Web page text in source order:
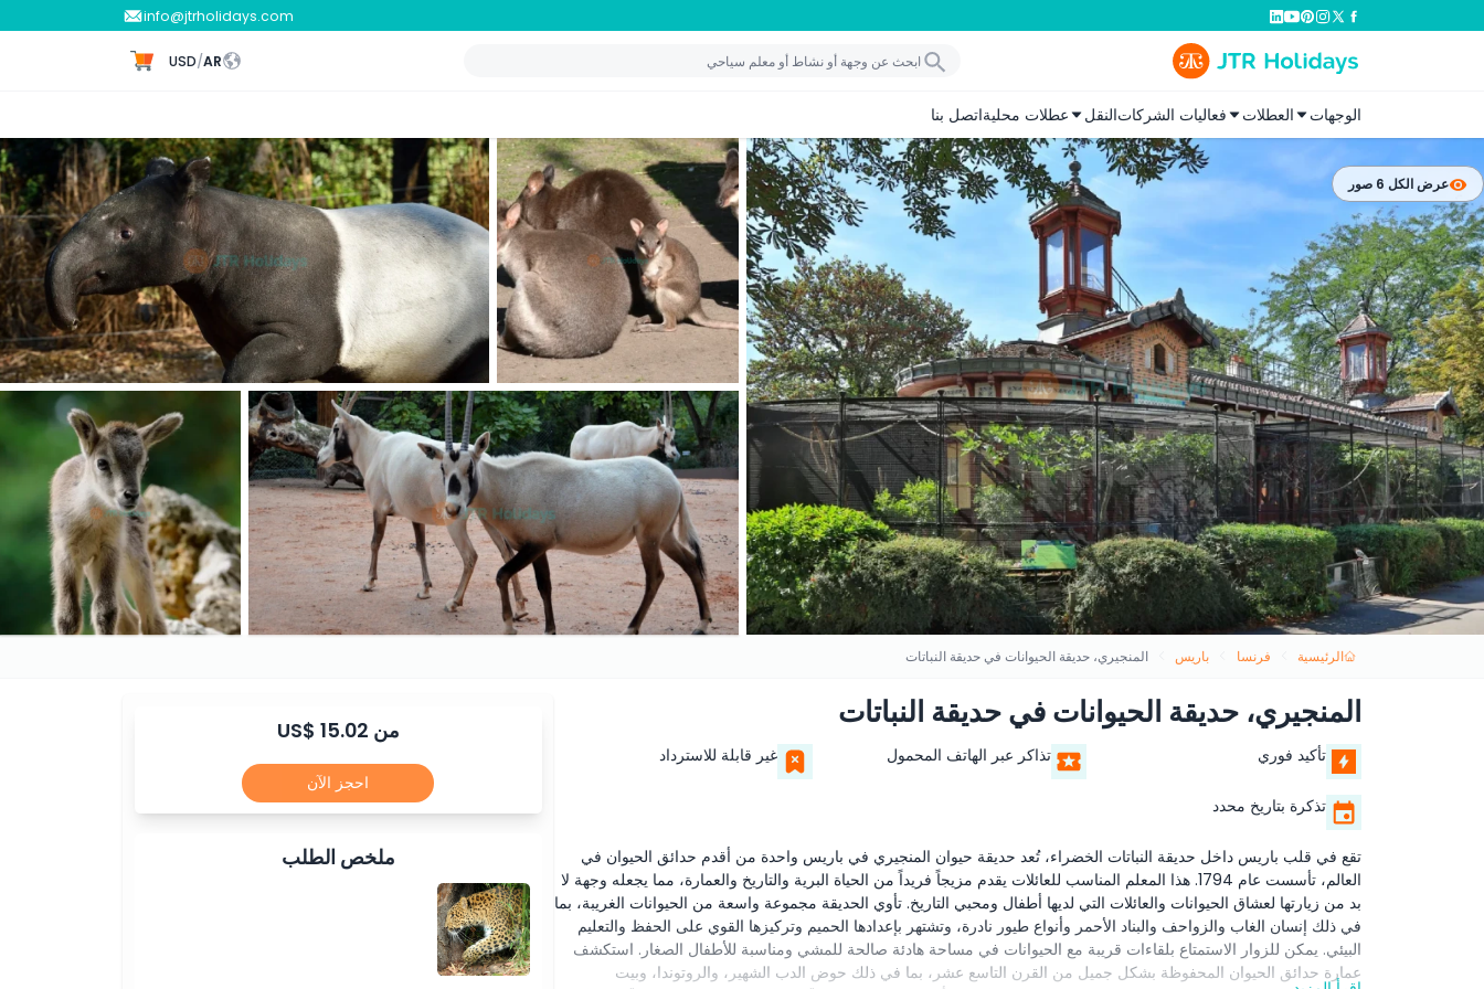
info@jtrholidays.com
AR
/
USD
الوجهات العطلات فعاليات الشركاتالنقل عطلات محليةاتصل بنا
عرض الكل 6 صور
الرئيسية فرنسا باريس المنجيري، حديقة الحيوانات في حديقة النباتات
المنجيري، حديقة الحيوانات في حديقة النباتات
تأكيد فوري تذاكر عبر الهاتف المحمول غير قابلة للاسترداد
تذكرة بتاريخ محدد
تقع في قلب باريس داخل حديقة النباتات الخضراء، تُعد حديقة حيوان المنجيري في باريس واحدة من أقدم حدائق الحيوان في
العالم، تأسست عام 1794. هذا المعلم المناسب للعائلات يقدم مزيجاً فريداً من الحياة البرية والتاريخ والعمارة، مما يجعله وجهة لا
بد من زيارتها لعشاق الحيوانات والعائلات التي لديها أطفال ومحبي التاريخ. تأوي الحديقة مجموعة واسعة من الحيوانات الغريبة، بما
في ذلك إنسان الغاب والزواحف والبناد الأحمر وأنواع طيور نادرة، وتشتهر بإعدادها الحميم وتركيزها القوي على الحفظ والتعليم
البيئي. يمكن للزوار الاستمتاع بلقاءات قريبة مع الحيوانات في مساحة هادئة صالحة للمشي ومناسبة للأطفال الصغار. استكشف
عمارة حدائق الحيوان المحفوظة بشكل جميل من القرن التاسع عشر، بما في ذلك حوض الدب الشهير، والروتوندا، وبيت
من US$ 15.02
احجز الآن
ملخص الطلب